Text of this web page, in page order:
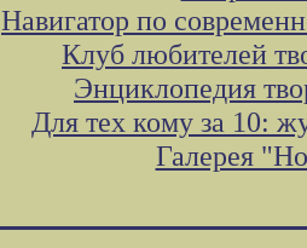
Навигатор по
Клуб любителей
Энциклопедия
Для тех кому за 10:
Галерея